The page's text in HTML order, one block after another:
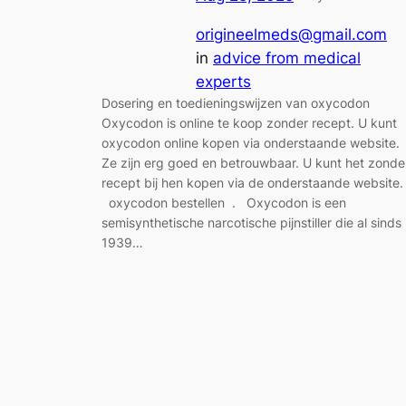
origineelmeds@gmail.com
in advice from medical
experts
Dosering en toedieningswijzen van oxycodon
Oxycodon is online te koop zonder recept. U kunt
oxycodon online kopen via onderstaande website.
Ze zijn erg goed en betrouwbaar. U kunt het
recept bij hen kopen via de onderstaande website.
oxycodon bestellen . Oxycodon is een
semisynthetische narcotische pijnstiller die al sinds
1939…